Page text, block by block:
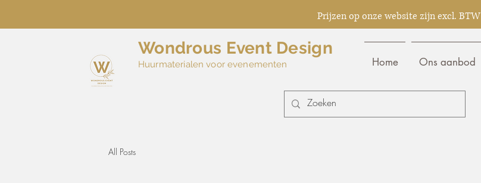
Prijzen op onze website zijn excl. BTW
Wondrous Event Design
Huurmaterialen voor evenementen Home Ons aanbod
All Posts